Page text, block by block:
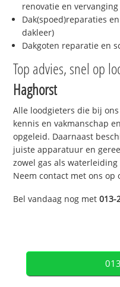
renovatie en vervanging
Dak(spoed)reparaties
dakleer)
Dakgoten reparatie en
Top advies, snel op
Haghorst
Alle loodgieters die bij
kennis en vakmanschap
opgeleid. Daarnaast
juiste apparatuur en
zowel gas als
Neem contact met ons op
Bel vandaag nog met013-